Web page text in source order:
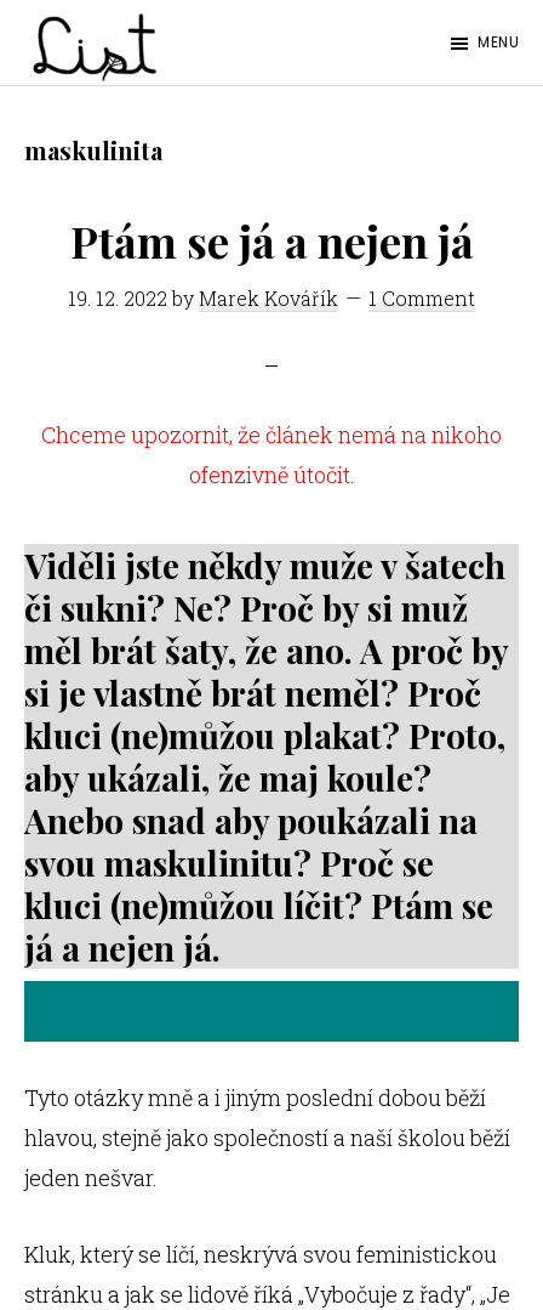
Skip
content
Skip
LIST
časopis
Litoměřice
MENU
maskulinita
Ptám se já a nejen já
19. 12. 2022byMarek Kovářík 1 Comment
Chceme upozornit, že článek nemá na nikoho
ofenzivně útočit.
Viděli jste někdy muže v šatech
či sukni? Ne? Proč by si muž
měl brát šaty, že ano. A proč by
si je vlastně brát neměl? Proč
kluci (ne)můžou plakat? Proto,
aby ukázali, že maj koule?
Anebo snad aby poukázali na
svou maskulinitu? Proč se
kluci (ne)můžou líčit? Ptám se
já a nejen já.
Tyto otázky mně a i jiným poslední dobou běží
hlavou, stejně jako společností a naší školou běží
jeden nešvar.
Kluk, který se líčí, neskrývá svou feministickou
stránku a jak se lidově říká „Vybočuje z řady“, „Je